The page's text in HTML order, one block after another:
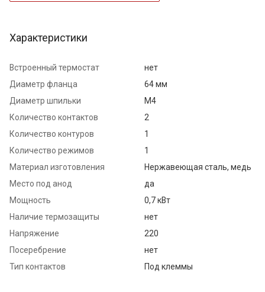
Характеристики
Встроенный термостат
нет
Диаметр фланца
64 мм
Диаметр шпильки
М4
Количество контактов
2
Количество контуров
1
Количество режимов
1
Материал изготовления
Нержавеющая сталь, медь
Место под анод
да
Мощность
0,7 кВт
Наличие термозащиты
нет
Напряжение
220
Посеребрение
нет
Тип контактов
Под клеммы